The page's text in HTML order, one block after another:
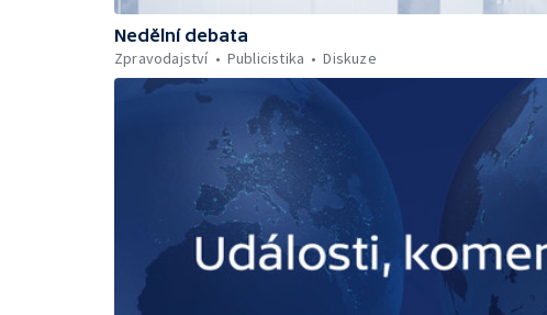
Nedělní debata
Zpravodajství
Publicistika Diskuze